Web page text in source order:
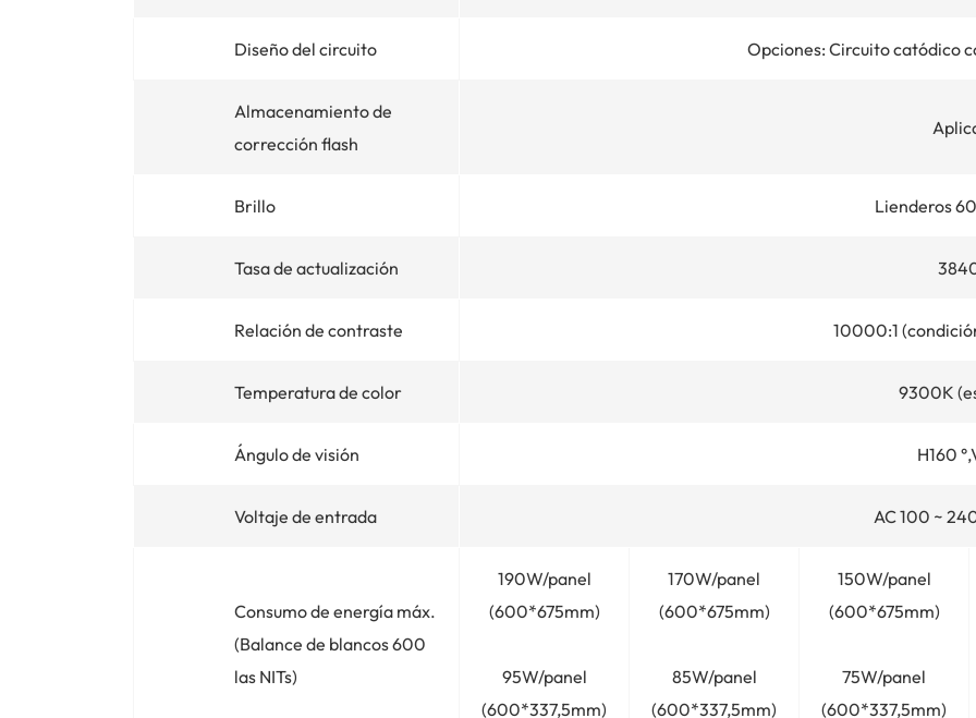
Diseño del circuito Opciones: Circuito catódico
Almacenamiento de
corrección flash
Brillo Lienderos
Tasa de actualización
Relación de contraste 10000:1
Temperatura de color 9300K
Ángulo de visión H160
Voltaje de entrada AC 100 ~
Consumo de energía máx.
(Balance de blancos 600
las NITs)
190W/panel
(600*675mm)
95W/panel
(600*337,5mm)
170W/panel
(600*675mm)
85W/panel
(600*337,5mm)
150W/panel
(600*675mm)
75W/panel
(600*337,5mm)